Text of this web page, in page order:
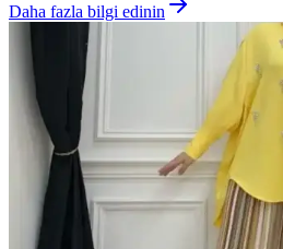
Daha fazla bilgi edinin